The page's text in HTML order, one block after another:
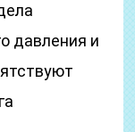
давления и